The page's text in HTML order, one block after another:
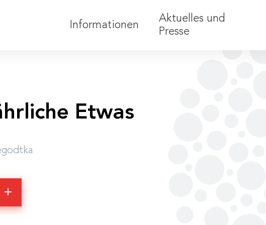
Informationen
Anerkennung
Aktuelles und
Presse
Etwas